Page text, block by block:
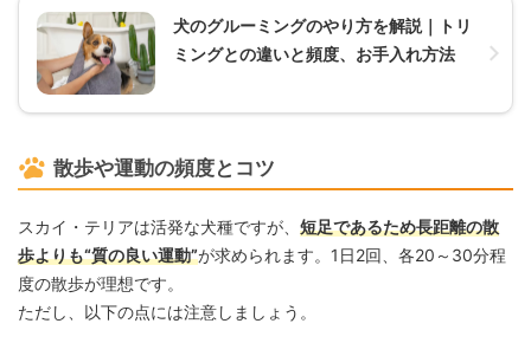
犬のグルーミングのやり方を解説｜トリ
ミングとの違いと頻度、お手入れ方法
散歩や運動の頻度とコツ
スカイ・テリアは活発な犬種ですが、 短足であるため長距離の散
歩よりも“質の良い運動”が求められます。1日2回、各20～30分程
度の散歩が理想です。
ただし、以下の点には注意しましょう。